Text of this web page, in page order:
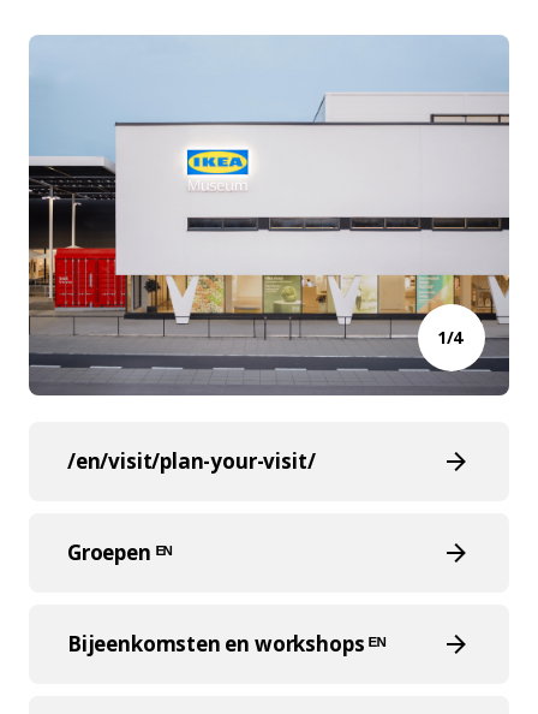
/en/visit/plan-your-visit/
Groepen ᴱᴺ
Bijeenkomsten en workshops ᴱᴺ
1/4